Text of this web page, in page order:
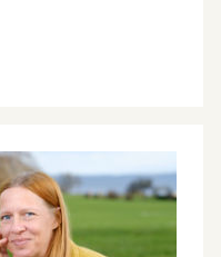
årsager og løsninger.